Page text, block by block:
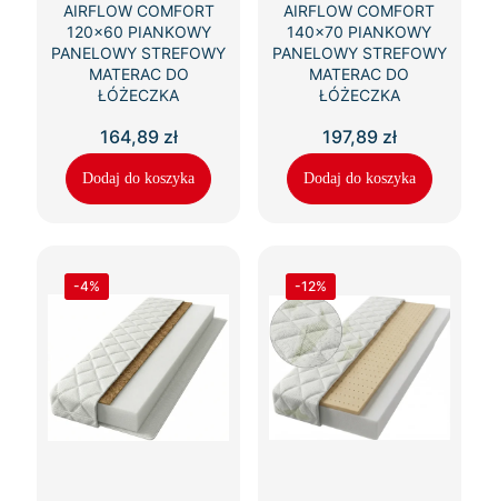
AIRFLOW COMFORT
120×60 PIANKOWY
PANELOWY STREFOWY
MATERAC DO
ŁÓŻECZKA
164,89 zł
Dodaj do koszyka
AIRFLOW COMFORT
140×70 PIANKOWY
PANELOWY STREFOWY
MATERAC DO
ŁÓŻECZKA
197,89 zł
Dodaj do koszyka
-4% -12%